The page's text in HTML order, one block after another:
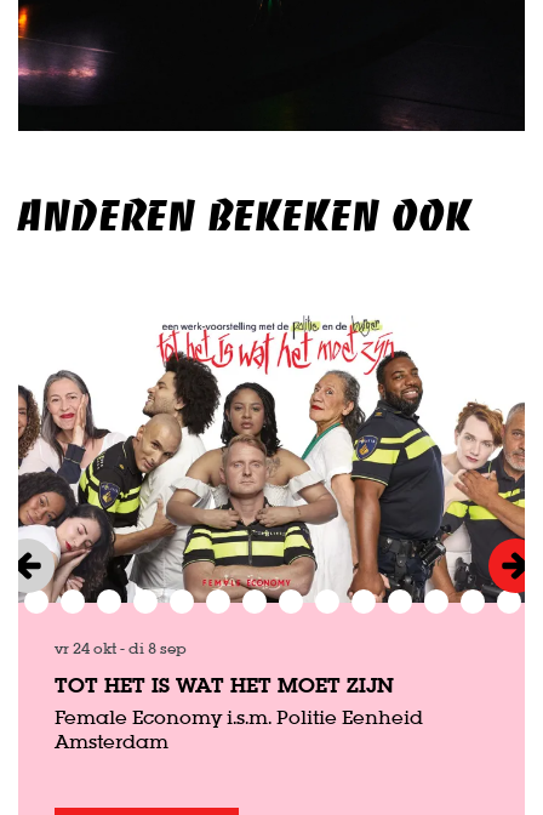
ANDEREN BEKEKEN OOK
TOT HET IS WAT HET MOET ZIJN
Female Economy i.s.m. Politie Eenheid
Amsterdam
vr 24 okt-di 8 sep